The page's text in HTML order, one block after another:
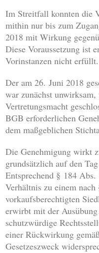
Im Streitfall konnten die
mithin nur bis zum
2018 mit Wirkung
Diese Voraussetzung ist
Vorinstanzen nicht erfüllt.
Der am 26. Juni 2018
war zunächst
Vertretungsmacht
BGB erforderlichen
dem maßgeblichen
Die Genehmigung wirkt
grundsätzlich auf den
Entsprechend § 184
Verhältnis zu einem
vorkaufsberechtigten
erwirbt mit der
schutzwürdige
einer Rückwirkung
Gesetzeszweck